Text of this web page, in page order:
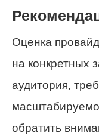
Оценка
на конкретных
аудитория,
обратить